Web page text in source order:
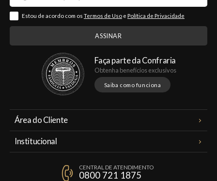
Estou de acordo com os Termos de Uso e Política de Privacidade
Faça parte da Confraria
Obtenha benefícios exclusivos
Saiba como funciona
Área do Cliente
Institucional
Política de PrivacidadeCENTRAL DE ATENDIMENTO
0800 721 1875